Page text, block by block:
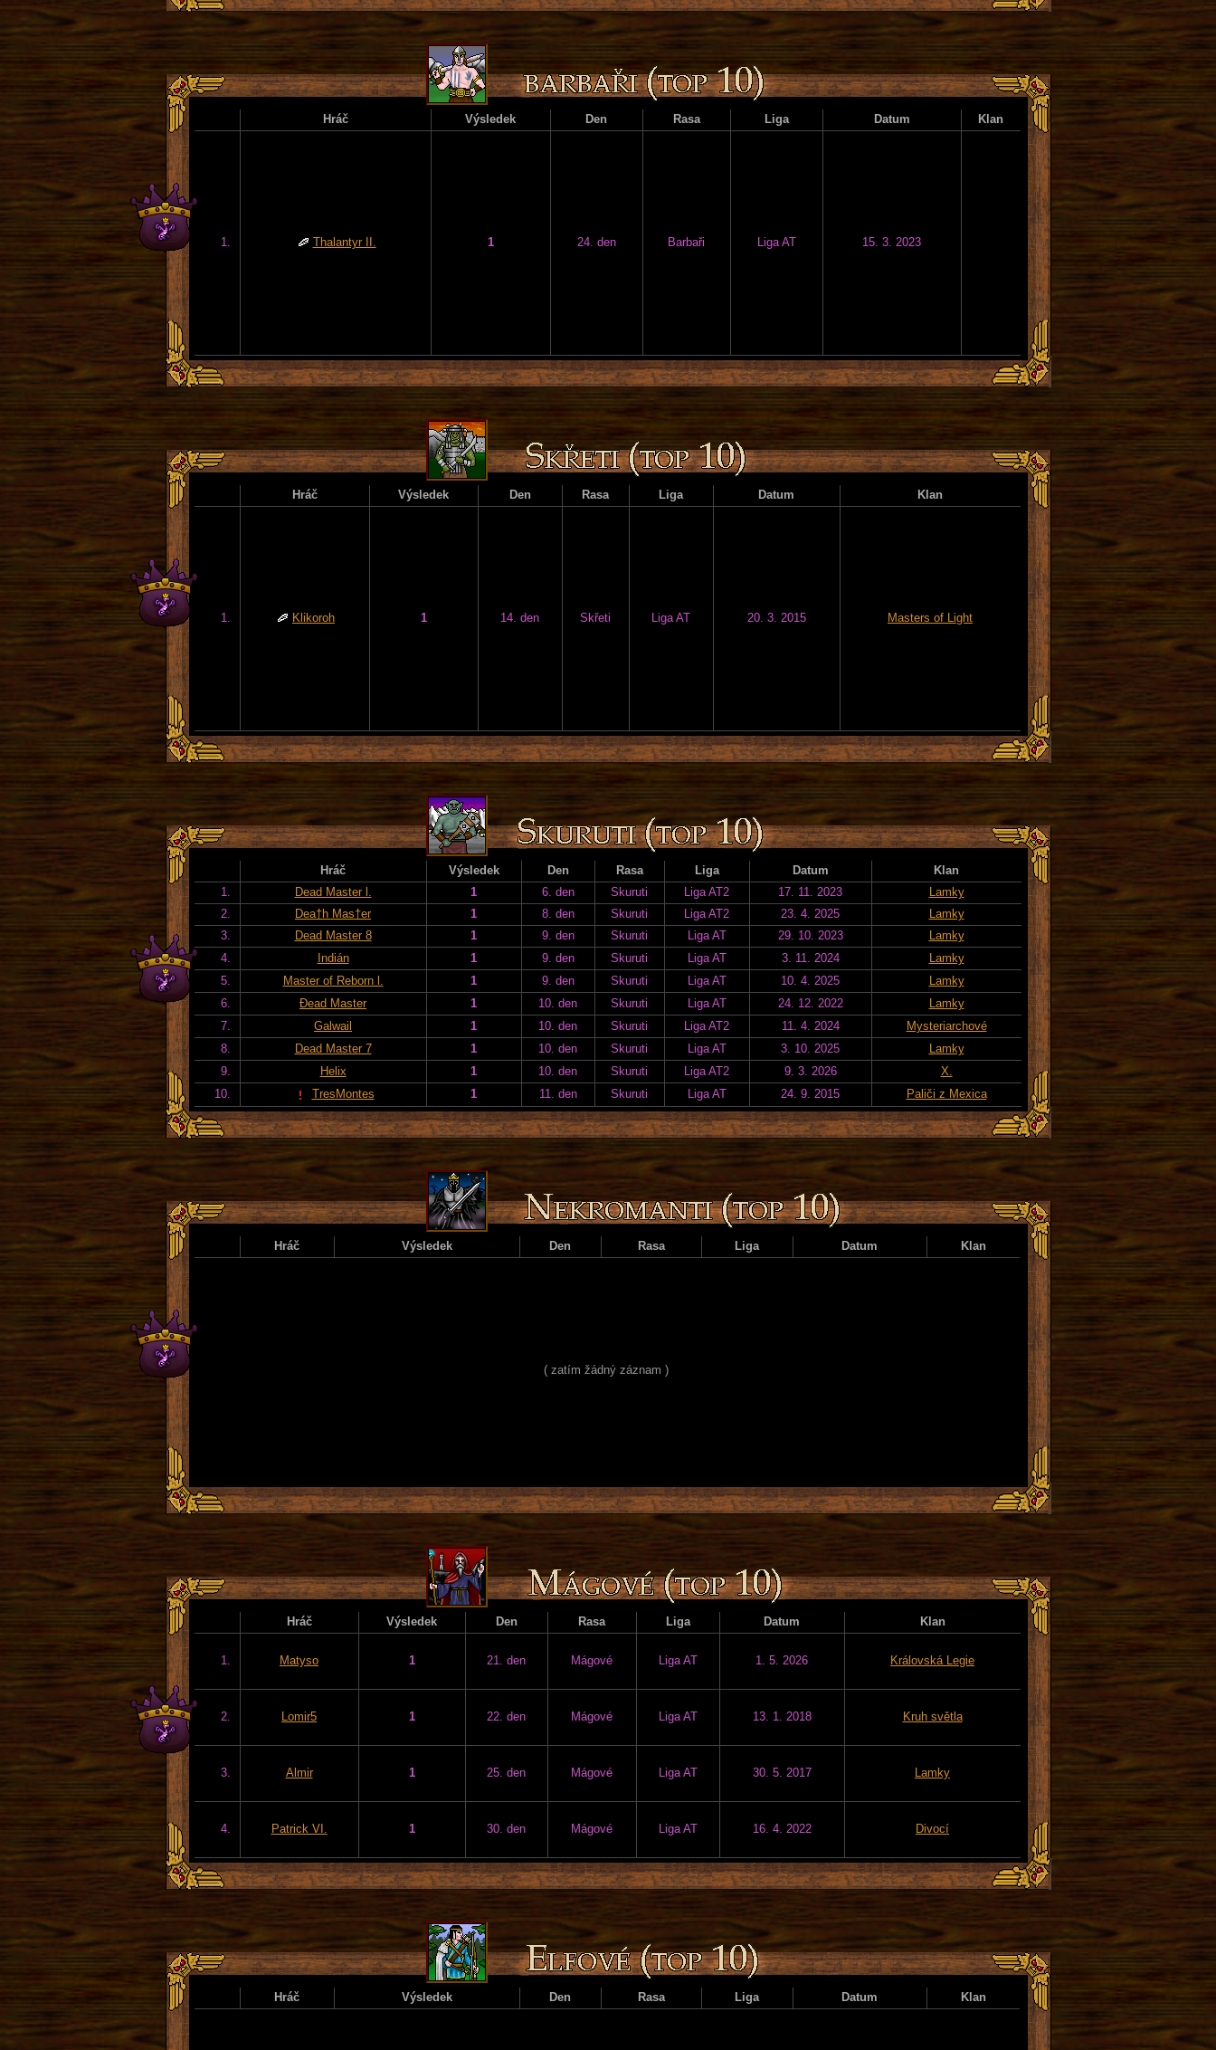
Hráč Výsledek Den Rasa Liga Datum Klan
1. Thalantyr II. 1 24. den Barbaři Liga AT 15. 3. 2023
Hráč Výsledek Den Rasa Liga Datum Klan
1. Klikoroh 1 14. den Skřeti Liga AT 20. 3. 2015 Masters of Light
Hráč Výsledek Den Rasa Liga Datum
Klan
1.
Dead Master l. 1 6. den Skuruti Liga AT2 17. 11. 2023
Lamky
2.
Dea†h Mas†er 1 8. den Skuruti Liga AT2 23. 4. 2025
Lamky
3.
Dead Master 8 1 9. den Skuruti Liga AT 29. 10. 2023
Lamky
4.
Indián 1 9. den Skuruti Liga AT 3. 11. 2024
Lamky
5.
Master of Reborn l. 1 9. den Skuruti Liga AT 10. 4. 2025
Lamky
6.
Đead Master 1 10. den Skuruti Liga AT 24. 12. 2022
Lamky
7.
Galwail 1 10. den Skuruti Liga AT2 11. 4. 2024
Mysteriarchové
8.
Dead Master 7 1 10. den Skuruti Liga AT 3. 10. 2025
Lamky
9.
Helix 1 10. den Skuruti Liga AT2 9. 3. 2026
X.
10.
TresMontes 1 11. den Skuruti Liga AT 24. 9. 2015 Paliči z Mexica
Hráč Výsledek Den Rasa Liga Datum Klan
( zatím žádný záznam )
Hráč Výsledek Den Rasa Liga Datum Klan
1. Matyso 1 21. den Mágové Liga AT 1. 5. 2026 Královská Legie
2. Lomir5 1 22. den Mágové Liga AT 13. 1. 2018 Kruh světla
3. Almir 1 25. den Mágové Liga AT 30. 5. 2017 Lamky
4. Patrick VI. 1 30. den Mágové Liga AT 16. 4. 2022 Divocí
Hráč Výsledek Den Rasa Liga Datum Klan